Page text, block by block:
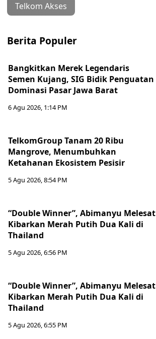
Telkom Akses
Berita Populer
Bangkitkan Merek Legendaris
Semen Kujang, SIG Bidik Penguatan
Dominasi Pasar Jawa Barat
6 Agu 2026, 1:14 PM
TelkomGroup Tanam 20 Ribu
Mangrove, Menumbuhkan
Ketahanan Ekosistem Pesisir
5 Agu 2026, 8:54 PM
“Double Winner”, Abimanyu Melesat
Kibarkan Merah Putih Dua Kali di
Thailand
5 Agu 2026, 6:56 PM
“Double Winner”, Abimanyu Melesat
Kibarkan Merah Putih Dua Kali di
Thailand
5 Agu 2026, 6:55 PM